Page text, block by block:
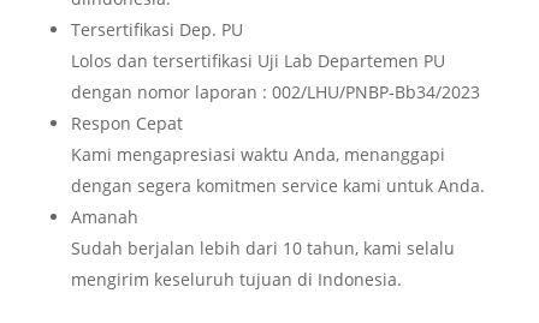
Tersertifikasi Dep. PU
Lolos dan tersertifikasi Uji Lab Departemen PU
dengan nomor laporan : 002/LHU/PNBP-Bb34/2023
Respon Cepat
Kami mengapresiasi waktu Anda, menanggapi
dengan segera komitmen service kami untuk Anda.
Amanah
Sudah berjalan lebih dari 10 tahun, kami selalu
mengirim keseluruh tujuan di Indonesia.